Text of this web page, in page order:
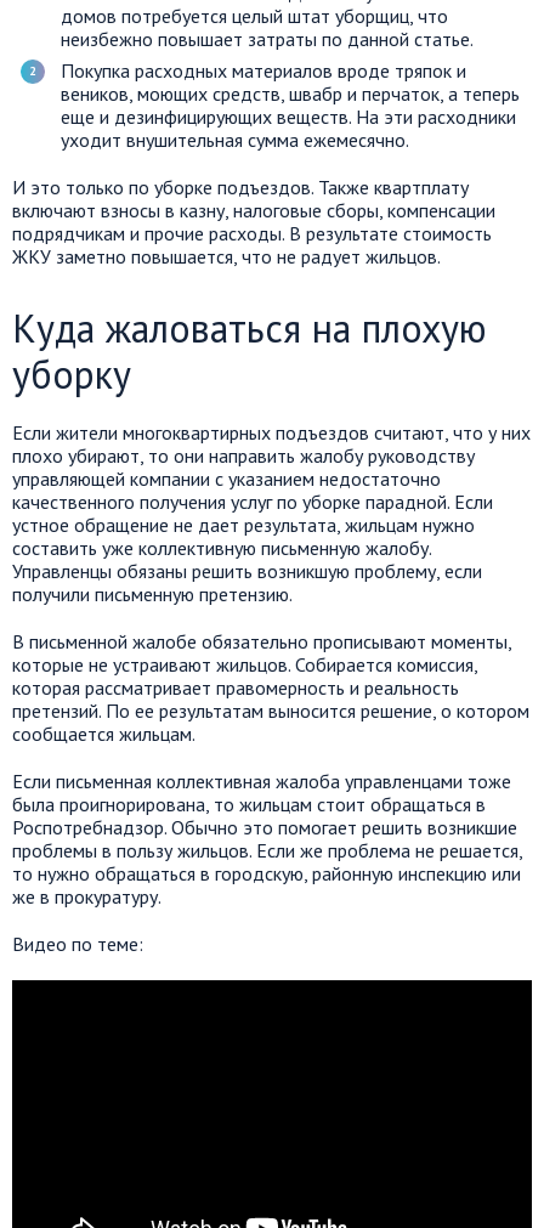
домов потребуется целый штат уборщиц, что
неизбежно повышает затраты по данной статье.
Покупка расходных материалов вроде тряпок и
веников, моющих средств, швабр и перчаток, а теперь
еще и дезинфицирующих веществ. На эти расходники
уходит внушительная сумма ежемесячно.
И это только по уборке подъездов. Также квартплату
включают взносы в казну, налоговые сборы, компенсации
подрядчикам и прочие расходы. В результате стоимость
ЖКУ заметно повышается, что не радует жильцов.
Куда жаловаться на плохую
уборку
Если жители многоквартирных подъездов считают, что у них
плохо убирают, то они направить жалобу руководству
управляющей компании с указанием недостаточно
качественного получения услуг по уборке парадной. Если
устное обращение не дает результата, жильцам нужно
составить уже коллективную письменную жалобу.
Управленцы обязаны решить возникшую проблему, если
получили письменную претензию.
В письменной жалобе обязательно прописывают моменты,
которые не устраивают жильцов. Собирается комиссия,
которая рассматривает правомерность и реальность
претензий. По ее результатам выносится решение, о котором
сообщается жильцам.
Если письменная коллективная жалоба управленцами тоже
была проигнорирована, то жильцам стоит обращаться в
Роспотребнадзор. Обычно это помогает решить возникшие
проблемы в пользу жильцов. Если же проблема не решается,
то нужно обращаться в городскую, районную инспекцию или
же в прокуратуру.
Видео по теме: